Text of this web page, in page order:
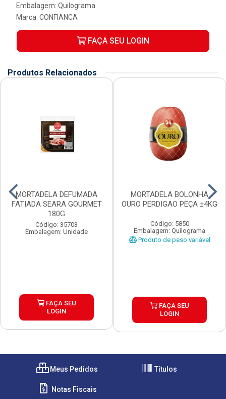
Embalagem: Quilograma
Marca: CONFIANCA
FAÇA SEU LOGIN
Produtos Relacionados
MORTADELA DEFUMADA
FATIADA SEARA GOURMET
180G
Código: 35703
Embalagem: Unidade
FAÇA SEU
LOGIN
MORTADELA BOLONHA
OURO PERDIGAO PEÇA ±4KG
Código: 5850
Embalagem: Quilograma
Produto de peso variável
FAÇA SEU
LOGIN
Meus Pedidos Títulos
Notas Fiscais